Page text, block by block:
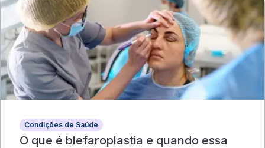
Condições de Saúde
O que é blefaroplastia e quando essa